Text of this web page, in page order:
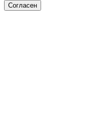
Согласен